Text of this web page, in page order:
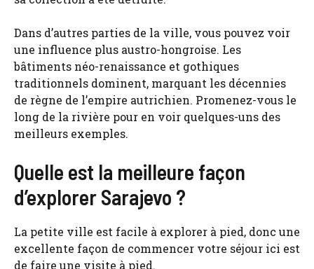
Dans d’autres parties de la ville, vous pouvez voir
une influence plus austro-hongroise. Les
bâtiments néo-renaissance et gothiques
traditionnels dominent, marquant les décennies
de règne de l’empire autrichien. Promenez-vous le
long de la rivière pour en voir quelques-uns des
meilleurs exemples.
Quelle est la meilleure façon
d’explorer Sarajevo ?
La petite ville est facile à explorer à pied, donc une
excellente façon de commencer votre séjour ici est
de faire une visite à pied.